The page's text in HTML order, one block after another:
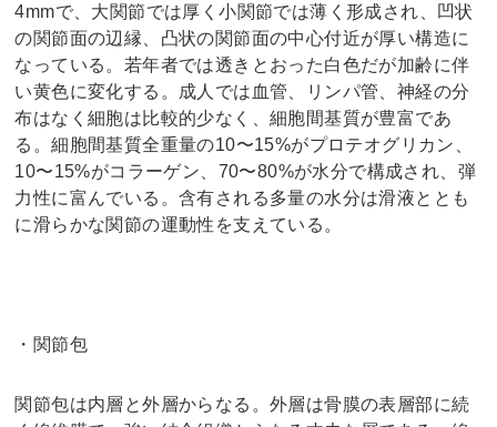
4mmで、大関節では厚く小関節では薄く形成され、凹状
の関節面の辺縁、凸状の関節面の中心付近が厚い構造に
なっている。若年者では透きとおった白色だが加齢に伴
い黄色に変化する。成人では血管、リンパ管、神経の分
布はなく細胞は比較的少なく、細胞間基質が豊富であ
る。細胞間基質全重量の10〜15%がプロテオグリカン、
10〜15%がコラーゲン、70〜80%が水分で構成され、弾
力性に富んでいる。含有される多量の水分は滑液ととも
に滑らかな関節の運動性を支えている。
・関節包
関節包は内層と外層からなる。外層は骨膜の表層部に続